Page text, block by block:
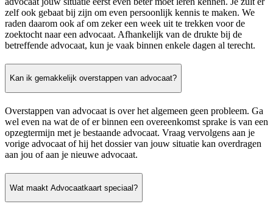
zelf ook gebaat bij zijn om even persoonlijk kennis te maken. We
raden daarom ook af om zeker een week uit te trekken voor de
zoektocht naar een advocaat. Afhankelijk van de drukte bij de
betreffende advocaat, kun je vaak binnen enkele dagen al terecht.
Kan ik gemakkelijk overstappen van advocaat?
Overstappen van advocaat is over het algemeen geen probleem. Ga
wel even na wat de of er binnen een overeenkomst sprake is van een
opzegtermijn met je bestaande advocaat. Vraag vervolgens aan je
vorige advocaat of hij het dossier van jouw situatie kan overdragen
aan jou of aan je nieuwe advocaat.
Wat maakt Advocaatkaart speciaal?